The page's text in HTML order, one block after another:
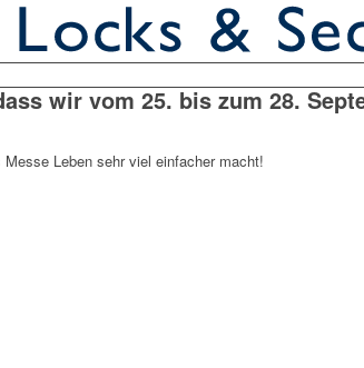
wir vom 25. bis zum 28.
Messe Leben sehr viel einfacher macht!